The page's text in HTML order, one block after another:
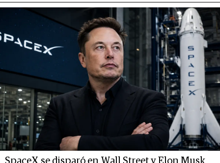
SpaceX se disparó en Wall Street y Elon Musk